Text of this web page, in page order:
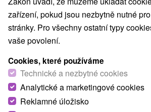
Restart pobyt rychlá regenerace
zařízení, pokud jsou nezbytně nutné
stránky. Pro všechny ostatní typy
vaše povolení.
Cookies, které používáme
Technické a nezbytné cookies
Analytické a marketingové cookies
Reklamné úložisko